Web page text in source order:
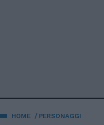
HOME PERSONAGGI